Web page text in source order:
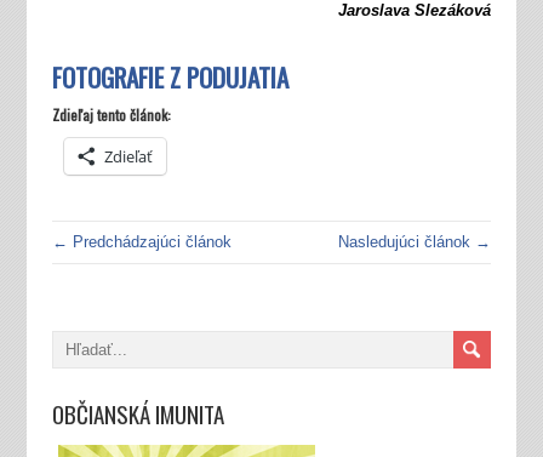
Jaroslava Slezáková
FOTOGRAFIE Z PODUJATIA
Zdieľaj tento článok:
Zdieľať
← Predchádzajúci článok Nasledujúci článok →
OBČIANSKÁ IMUNITA